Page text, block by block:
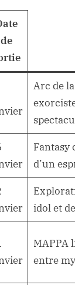
de
Arc de
Fantasy
d’un
idol et
MAPPA
entre